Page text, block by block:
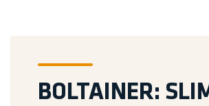
BOLTAINER: